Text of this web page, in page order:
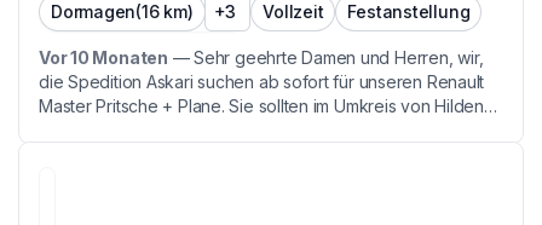
Dormagen(16 km) +3 Vollzeit Festanstellung
Vor 10 Monaten —Sehr geehrte Damen und Herren, wir,
die Spedition Askari suchen ab sofort für unseren Renault
Master Pritsche + Plane. Sie sollten im Umkreis von Hilden